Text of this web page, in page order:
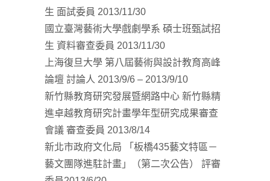
生 面試委員 2013/11/30
國立臺灣藝術大學戲劇學系 碩士班甄試招
生 資料審查委員 2013/11/30
上海復旦大學 第八屆藝術與設計教育高峰
論壇 討論人 2013/9/6 – 2013/9/10
新竹縣教育研究發展暨網路中心 新竹縣精
進卓越教育研究計畫學年型研究成果審查
會議 審查委員 2013/8/14
新北市政府文化局 「板橋435藝文特區－
藝文團隊進駐計畫」（第二次公告） 評審